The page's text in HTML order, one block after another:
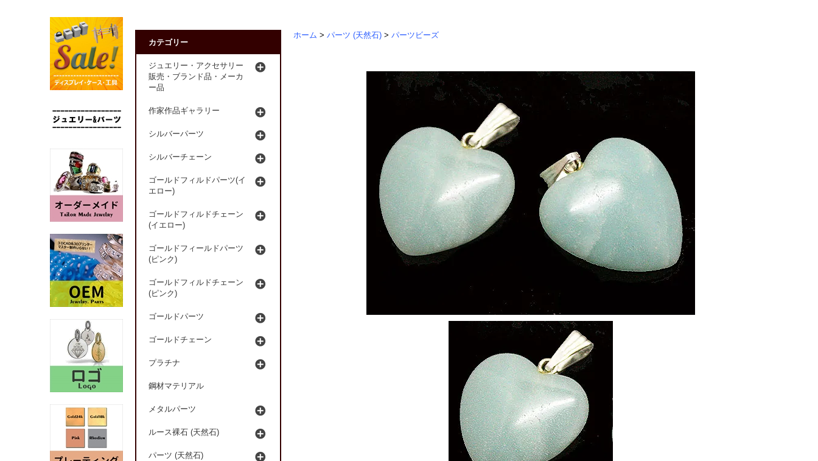
ホーム > パーツ (天然石) > パーツビーズ
カテゴリー
ジュエリー・アクセサリー
販売・ブランド品・メーカ
ー品
作家作品ギャラリー
シルバーパーツ
シルバーチェーン
ゴールドフィルドパーツ(イ
エロー)
ゴールドフィルドチェーン
(イエロー)
ゴールドフィールドパーツ
(ピンク)
ゴールドフィルドチェーン
(ピンク)
ゴールドパーツ
ゴールドチェーン
プラチナ
鋼材マテリアル
メタルパーツ
ルース裸石 (天然石)
パーツ (天然石)